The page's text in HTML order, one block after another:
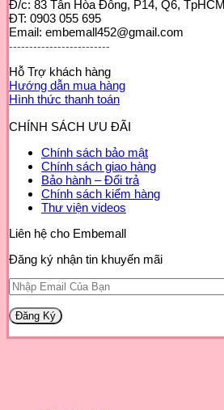
Đ/c: 83 Tân Hòa Đông, P14, Q6, TpHCM
ĐT: 0903 055 695
Email: embemall452@gmail.com
-------------------------
Hỗ Trợ khách hàng
Hướng dẫn mua hàng
Hình thức thanh toán
CHÍNH SÁCH ƯU ĐÃI
Chính sách bảo mật
Chính sách giao hàng
Bảo hành – Đổi trả
Chính sách kiểm hàng
Thư viện videos
Liên hệ cho Embemall
Đăng ký nhận tin khuyến mãi